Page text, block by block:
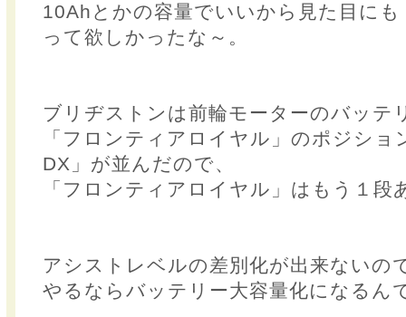
10Ahとかの容量でいいから見た目に
って欲しかったな～。
ブリヂストンは前輪モーターのバッテ
「フロンティアロイヤル」のポジシ
DX」が並んだので、
「フロンティアロイヤル」はもう１段
アシストレベルの差別化が出来ないの
やるならバッテリー大容量化になるん